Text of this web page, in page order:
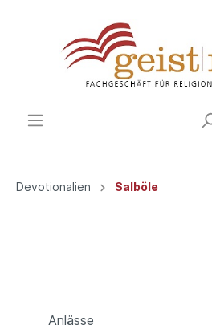
Devotionalien Salböle
Anlässe